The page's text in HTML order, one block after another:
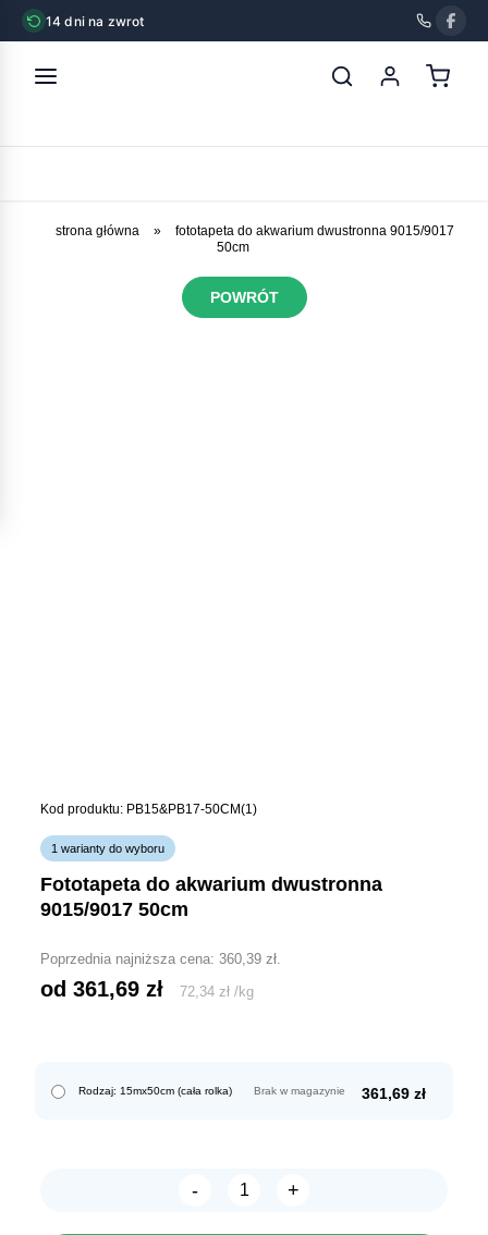
14 dni na zwrot
strona główna »
fototapeta do akwarium dwustronna 9015/9017
50cm
POWRÓT
Kod produktu: PB15&PB17-50CM(1)
1 warianty do wyboru
fototapeta do akwarium dwustronna
9015/9017 50cm
Poprzednia najniższa cena:360,39zł.
od 361,69zł 72,34zł /kg
Rodzaj: 15mx50cm (cała rolka) 361,69 zł
Brak w magazynie
-
ilość
+